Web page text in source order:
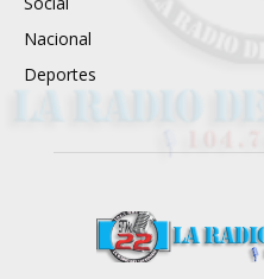
Nacional
Deportes